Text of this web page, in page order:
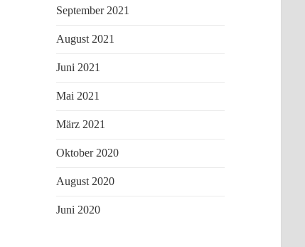
September 2021
August 2021
Juni 2021
Mai 2021
März 2021
Oktober 2020
August 2020
Juni 2020